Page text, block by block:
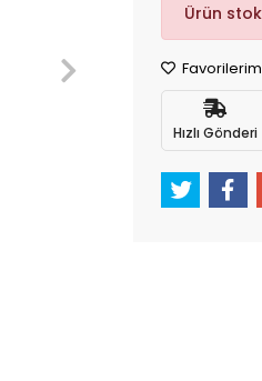
Ürün
Hızlı Gönderi